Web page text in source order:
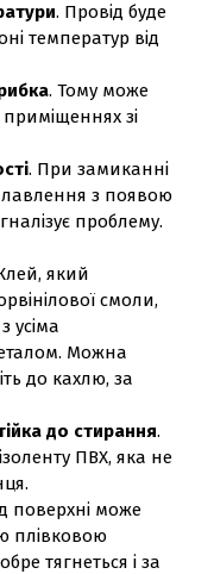
. Провід буде
температур від
. Тому може
зі
. При замиканні
з появою
проблему.
який
смоли,
усіма
Можна
до кахлю, за
до стирання.
ПВХ, яка не
поверхні може
плівковою
тягнеться і за